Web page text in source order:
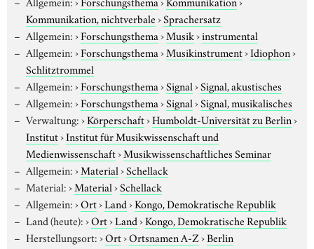
Kommunikation, nichtverbale›Sprachersatz
Allgemein:›Forschungsthema›Musik›instrumental
Allgemein:›Forschungsthema›Musikinstrument›Idiophon›
Schlitztrommel
Allgemein:›Forschungsthema›Signal›Signal, akustisches
Allgemein:›Forschungsthema›Signal›Signal, musikalisches
Verwaltung:›Körperschaft›Humboldt-Universität zu Berlin›
Institut›Institut für Musikwissenschaft und
Medienwissenschaft›Musikwissenschaftliches Seminar
Allgemein:›Material›Schellack
Material:›Material›Schellack
Allgemein:›Ort›Land›Kongo, Demokratische Republik
Land (heute):›Ort›Land›Kongo, Demokratische Republik
Herstellungsort:›Ort›Ortsnamen A-Z›Berlin